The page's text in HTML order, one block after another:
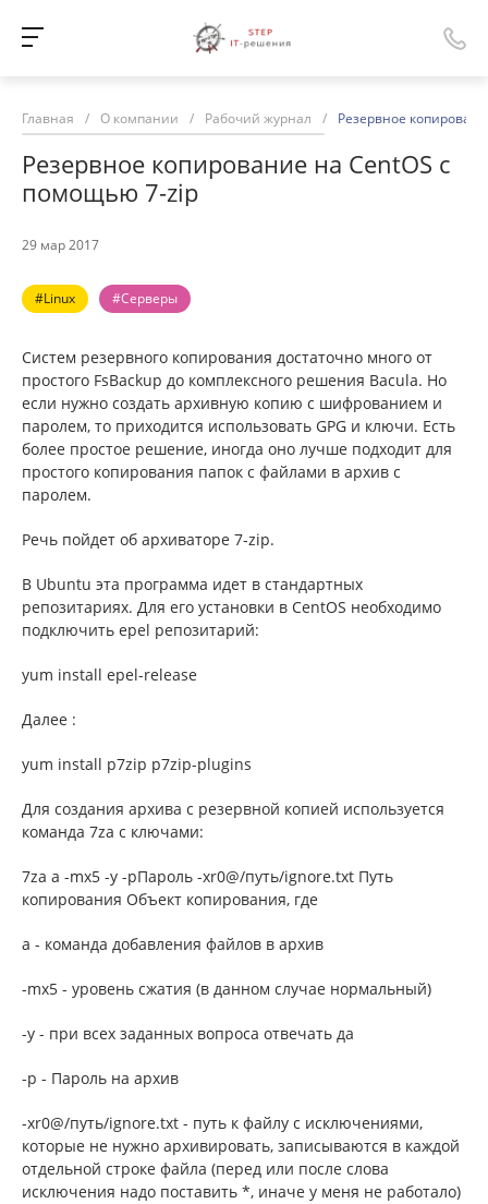
Главная / О компании / Рабочий журнал / Резервное
Резервное копирование на CentOS с
помощью 7-zip
29 мар 2017
#Linux #Серверы
Систем резервного копирования достаточно много от
простого FsBackup до комплексного решения Bacula. Но
если нужно создать архивную копию с шифрованием и
паролем, то приходится использовать GPG и ключи. Есть
более простое решение, иногда оно лучше подходит для
простого копирования папок с файлами в архив с
паролем.
Речь пойдет об архиваторе 7-zip.
В Ubuntu эта программа идет в стандартных
репозитариях. Для его установки в CentOS необходимо
подключить epel репозитарий:
yum install epel-release
Далее :
yum install p7zip p7zip-plugins
Для создания архива с резервной копией используется
команда 7za c ключами:
7za a -mx5 -y -pПароль -xr0@/путь/ignore.txt Путь
копирования Объект копирования, где
a - команда добавления файлов в архив
-mx5 - уровень сжатия (в данном случае нормальный)
-y - при всех заданных вопроса отвечать да
-p - Пароль на архив
-xr0@/путь/ignore.txt - путь к файлу с исключениями,
которые не нужно архивировать, записываются в каждой
отдельной строке файла (перед или после слова
исключения надо поставить *, иначе у меня не работало)